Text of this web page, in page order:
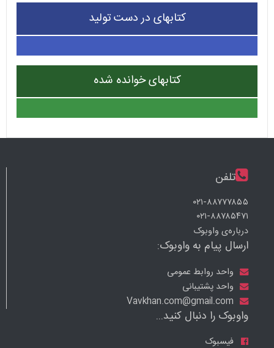
کتابهای در دست تولید
کتابهای خوانده شده
تلفن
۰۲۱-۸۸۷۷۷۸۵۵
۰۲۱-۸۸۷۸۵۴۷۱
درباره‌ی واوبوک
ارسال پیام به واوبوک:
واحد روابط عمومی
واحد پشتیبانی
واوبوک را دنبال کنید...
فیسبوک